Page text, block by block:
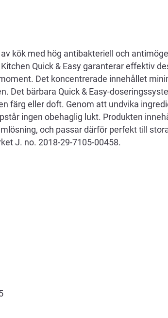
kök med hög antibakteriell och
Quick & Easy garanterar effektiv
Det koncentrerade innehållet
Det bärbara Quick & Easy-
färg eller doft. Genom att undvika
ingen obehaglig lukt. Produkten
och passar därför perfekt till
J. no. 2018-29-7105-00458.